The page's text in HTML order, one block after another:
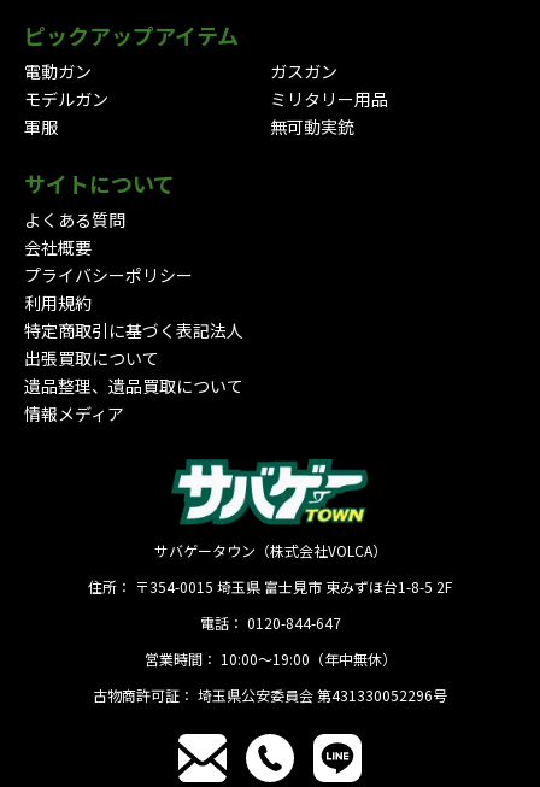
ピックアップアイテム
電動ガン
ガスガン
モデルガン
ミリタリー用品
軍服
無可動実銃
サイトについて
よくある質問
会社概要
プライバシーポリシー
利用規約
特定商取引に基づく表記法人
出張買取について
遺品整理、遺品買取について
情報メディア
サバゲータウン（株式会社VOLCA）
住所： 〒354-0015 埼玉県 富士見市 東みずほ台1-8-5 2F
電話： 0120-844-647
営業時間： 10:00〜19:00（年中無休）
古物商許可証： 埼玉県公安委員会 第431330052296号